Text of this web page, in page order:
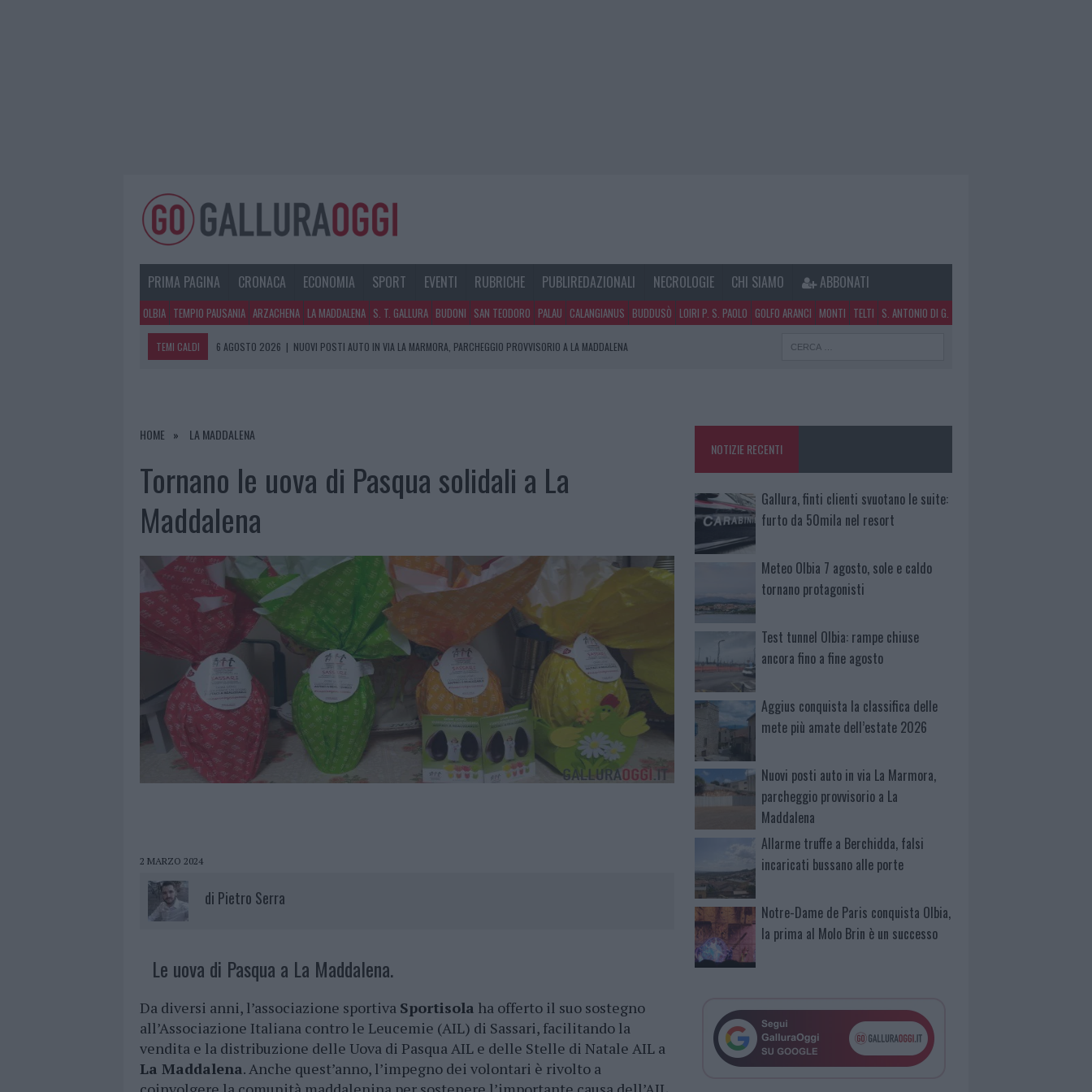
PRIMA PAGINA CRONACA ECONOMIA SPORT EVENTI RUBRICHE PUBLIREDAZIONALI NECROLOGIE CHI SIAMO ABBONATI
OLBIA TEMPIO PAUSANIA ARZACHENA LA MADDALENA S. T. GALLURA BUDONI SAN TEODORO PALAU CALANGIANUS BUDDUSÒ LOIRI P. S. PAOLO GOLFO ARANCI MONTI TELTI S. ANTONIO DI G.
TEMI CALDI 6 AGOSTO 2026 | NUOVI POSTI AUTO IN VIA LA MARMORA, PARCHEGGIO PROVVISORIO A LA MADDALENA
6 AGOSTO 2026 | TEST TUNNEL OLBIA: RAMPE CHIUSE ANCORA FINO A FINE AGOSTO
HOME LA MADDALENA
Tornano le uova di Pasqua solidali a La
Maddalena
2 MARZO 2024
di Pietro Serra
Le uova di Pasqua a La Maddalena.
Da diversi anni, l’associazione sportiva Sportisola ha offerto il suo sostegno
all’Associazione Italiana contro le Leucemie (AIL) di Sassari, facilitando la
vendita e la distribuzione delle Uova di Pasqua AIL e delle Stelle di Natale AIL a
La Maddalena. Anche quest’anno, l’impegno dei volontari è rivolto a
NOTIZIE RECENTI
Gallura, finti clienti svuotano le suite:
furto da 50mila nel resort
Meteo Olbia 7 agosto, sole e caldo
tornano protagonisti
Test tunnel Olbia: rampe chiuse
ancora fino a fine agosto
Aggius conquista la classifica delle
mete più amate dell’estate 2026
Nuovi posti auto in via La Marmora,
parcheggio provvisorio a La
Maddalena
Allarme truffe a Berchidda, falsi
incaricati bussano alle porte
Notre-Dame de Paris conquista Olbia,
la prima al Molo Brin è un successo